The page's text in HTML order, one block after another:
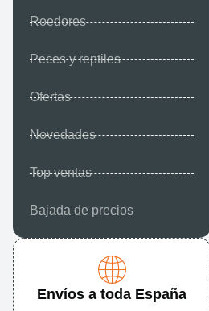
Roedores
Peces y reptiles
Ofertas
Novedades
Top ventas
Bajada de precios
Envíos a toda España